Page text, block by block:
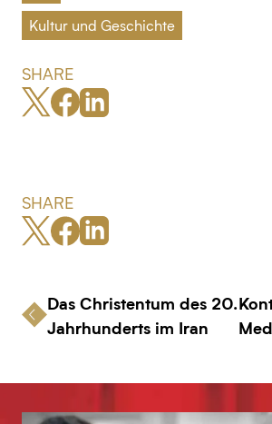
Kultur und Geschichte
SHARE
SHARE
Das Christentum des 20.
Jahrhunderts im Iran